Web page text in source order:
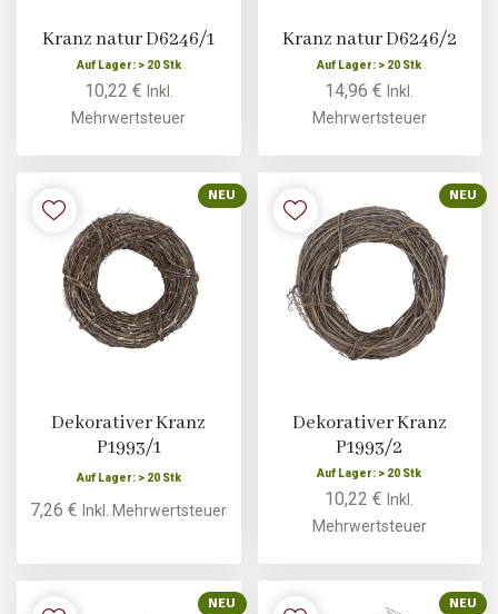
Kranz natur D6246/1
Auf Lager: > 20 Stk
10,22 € Inkl.
Mehrwertsteuer
Kranz natur D6246/2
Auf Lager: > 20 Stk
14,96 €Inkl.
Mehrwertsteuer
NEU
Dekorativer Kranz
P1993/1
Auf Lager: > 20 Stk
7,26 €Inkl. Mehrwertsteuer
NEU
Dekorativer Kranz
P1993/2
Auf Lager: > 20 Stk
10,22 €Inkl.
Mehrwertsteuer
NEU NEU